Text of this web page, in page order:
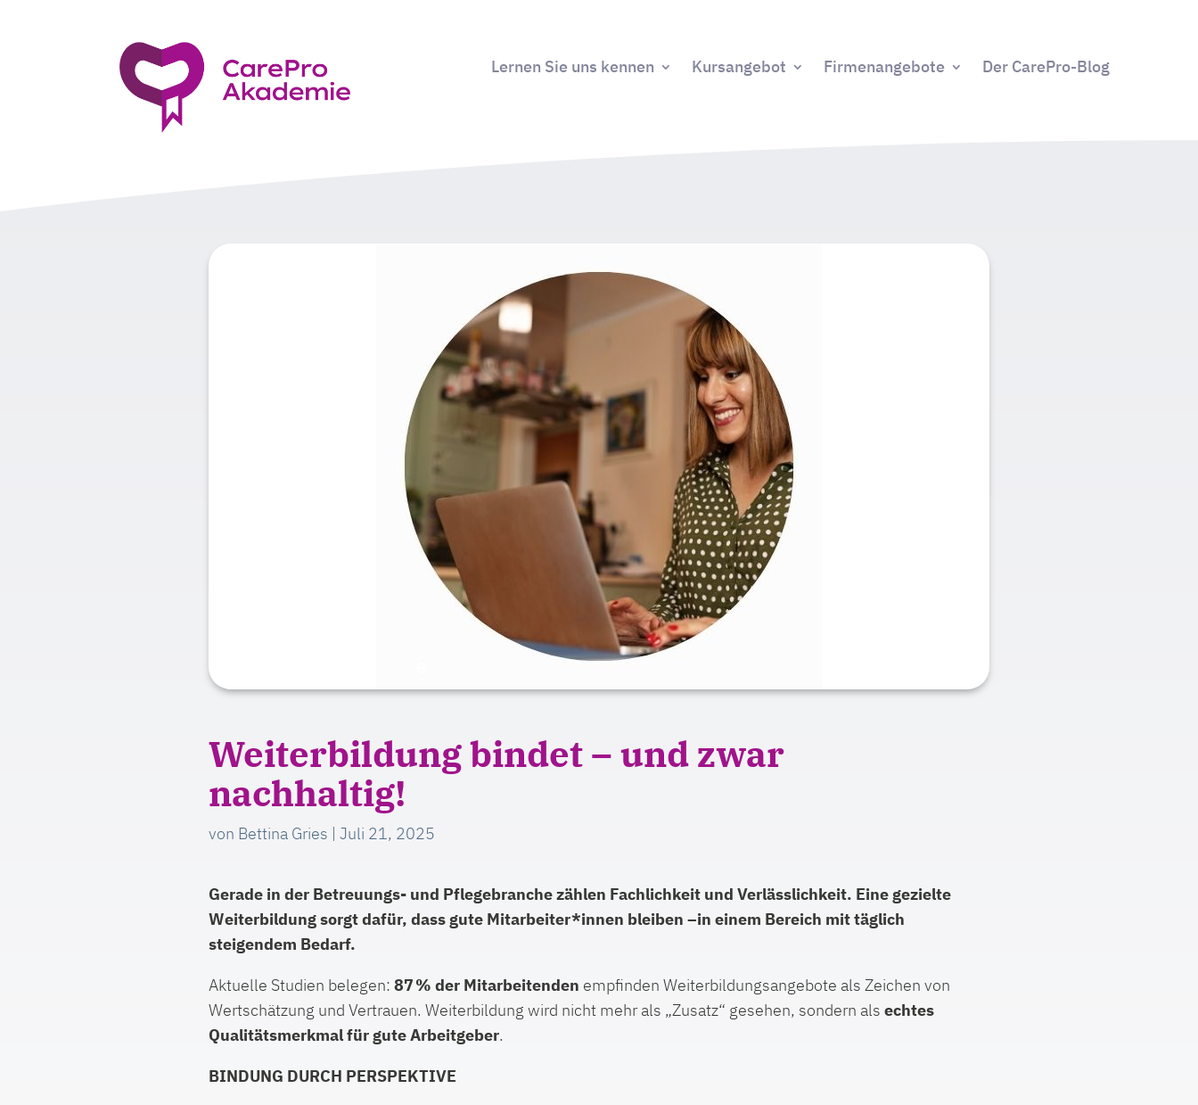
Lernen Sie uns kennen Kursangebot Firmenangebote Der CarePro-Blog
Weiterbildung bindet – und zwar
nachhaltig!
von Bettina Gries |Juli 21, 2025
Gerade in der Betreuungs- und Pflegebranche zählen Fachlichkeit und Verlässlichkeit. Eine gezielte
Weiterbildung sorgt dafür, dass gute Mitarbeiter*innen bleiben –in einem Bereich mit täglich
steigendem Bedarf.
Aktuelle Studien belegen:87 % der Mitarbeitenden empfinden Weiterbildungsangebote als Zeichen von
Wertschätzung und Vertrauen. Weiterbildung wird nicht mehr als „Zusatz“ gesehen, sondern alsechtes
Qualitätsmerkmal für gute Arbeitgeber.
BINDUNG DURCH PERSPEKTIVE